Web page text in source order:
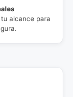
alcance para